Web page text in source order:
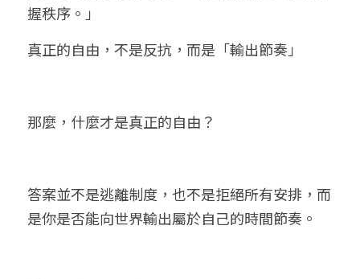
握秩序。」
真正的自由，不是反抗，而是「輸出節奏」
那麼，什麼才是真正的自由？
答案並不是逃離制度，也不是拒絕所有安排，而
是你是否能向世界輸出屬於自己的時間節奏。